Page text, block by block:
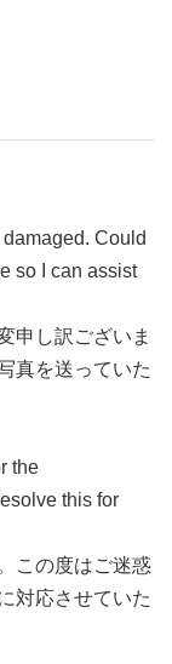
damaged. Could
so I can assist
申し訳ございま
真を送っていた
the
this for
この度はご迷惑
対応させていた